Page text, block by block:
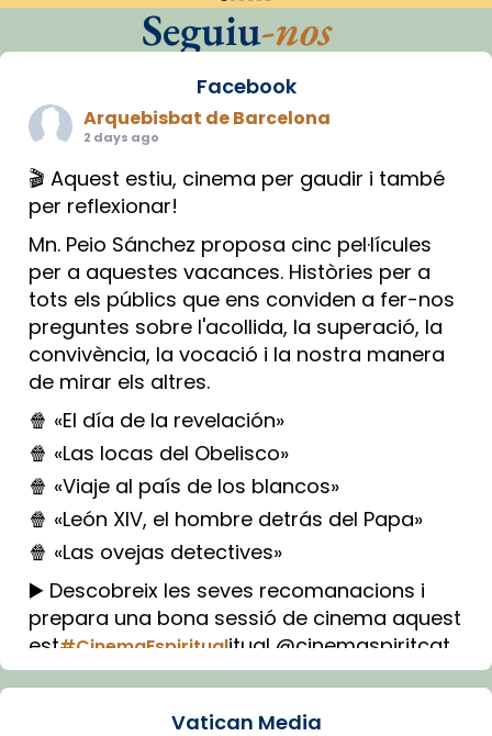
Seguiu-nos
Facebook
Arquebisbat de Barcelona
2 days ago
🎬 Aquest estiu, cinema per gaudir i també
per reflexionar!
Mn. Peio Sánchez proposa cinc pel·lícules
per a aquestes vacances. Històries per a
tots els públics que ens conviden a fer-nos
preguntes sobre l'acollida, la superació, la
convivència, la vocació i la nostra manera
de mirar els altres.
🍿 «El día de la revelación»
🍿 «Las locas del Obelisco»
🍿 «Viaje al país de los blancos»
🍿 «León XIV, el hombre detrás del Papa»
🍿 «Las ovejas detectives»
▶️ Descobreix les seves recomanacions i
prepara una bona sessió de cinema aquest
est#CinemaEspiritualitual @cinemaspiritcat
Imatge: Generada amb IA (OpenAI)
Vatican Media